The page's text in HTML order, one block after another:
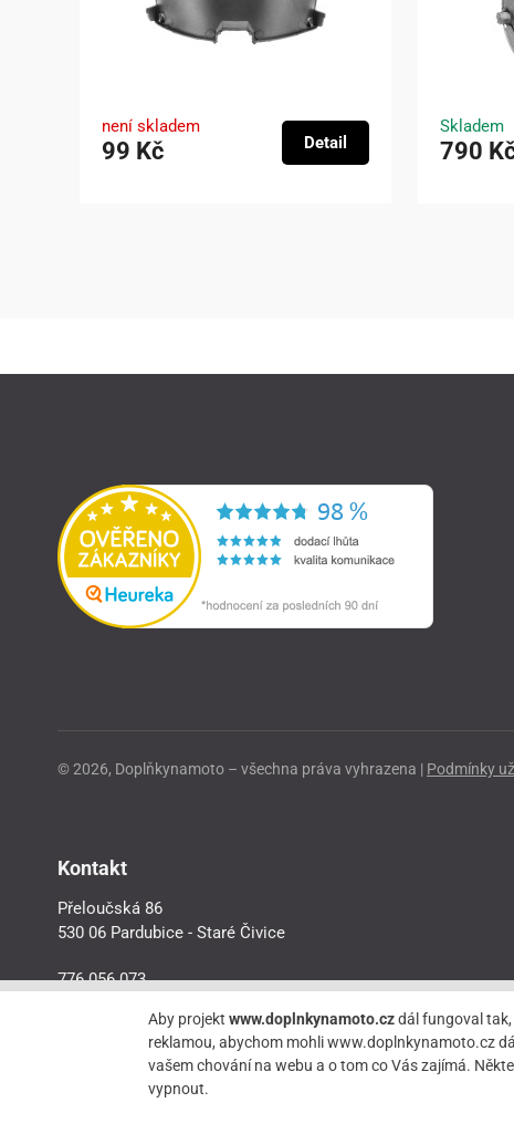
není skladem
99 Kč Detail
Skladem
790
© 2026, Doplňkynamoto – všechna práva vyhrazena | Podmínky
Kontakt
Přeloučská 86
530 06 Pardubice - Staré Čivice
776 056 073
Aby projektwww.doplnkynamoto.czdál fungoval
reklamou, abychom mohli www.doplnkynamoto.cz
vašem chování na webu a o tom co Vás zajímá.
vypnout.